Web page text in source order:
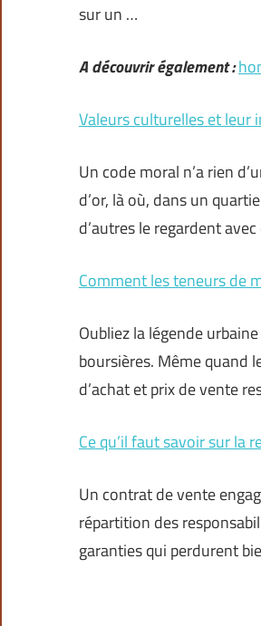
sur un …
A découvrir également :
Valeurs culturelles et leur
Un code moral n’a rien
d’or, là où, dans un
d’autres le regardent
Comment les teneurs de
Oubliez la légende
boursières. Même quand
d’achat et prix de vente
Ce qu’il faut savoir sur la
Un contrat de vente
répartition des
garanties qui perdurent